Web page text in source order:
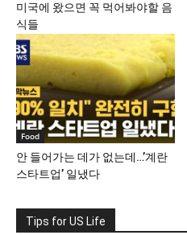
미국에 왔으면 꼭 먹어봐야할 음
식들
Food
안 들어가는 데가 없는데…’계란
스타트업’ 일냈다
Tips for US Life